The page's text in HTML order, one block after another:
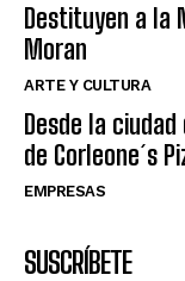
Destituyen a la
Moran
ARTE Y CULTURA
Desde la
de Corleone´s
EMPRESAS
SUSCRÍBETE